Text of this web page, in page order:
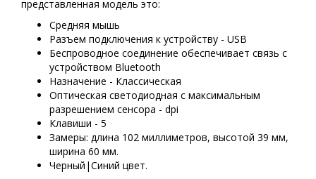
представленная модель это:
Средняя мышь
Разъем подключения к устройству - USB
Беспроводное соединение обеспечивает связь с
устройством Bluetooth
Назначение - Классическая
Оптическая светодиодная с максимальным
разрешением сенсора - dpi
Клавиши - 5
Замеры: длина 102 миллиметров, высотой 39 мм,
ширина 60 мм.
Черный|Синий цвет.